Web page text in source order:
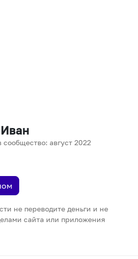
сообщество: август 2022
не переводите деньги и не
сайта или приложения